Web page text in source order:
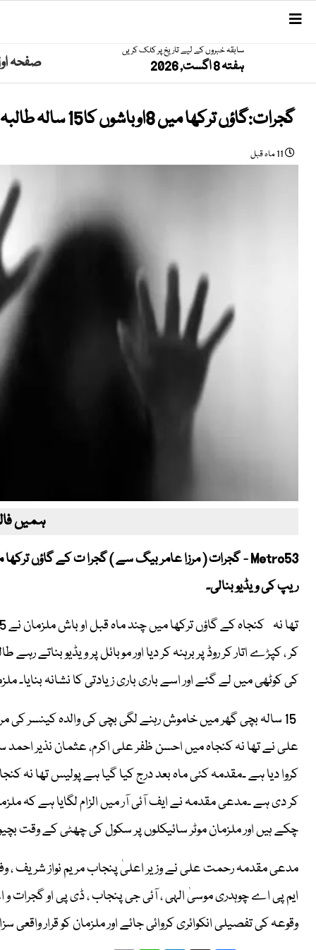
سابقہ خبروں کے لیے تاریخ پر کلک کریں
ہفتہ 8 اگست, 2026 صفحہ
گجرات:گاؤں ترکھا میں 8اوباشوں کا15 سالہ طالبہ کیساتھ گینگ ریپ، ویڈیو بھی بنالی
11 ماہ قبل
ہمیں
ریپ کی ویڈیو بنالی۔
کر ، کپڑے اتار کر روڈ پر برہنہ کر دیا اور موبائل پر ویڈیو بناتے
کی کوٹھی میں لے گئے اور اسے باری باری زیادتی کا نشانہ بنایا۔
15 سالہ بچی گھر میں خاموش رہنے لگی بچی کی والدہ کینسر
کروا دیا ہے ۔مقدمہ کئی ماہ بعد درج کیا گیا ہے پولیس تھا نہ
کر دی ہے ۔مدعی مقدمہ نے ایف آئی آر میں الزام لگایا ہے کہ
چکے ہیں اور ملزمان موٹر سائیکلوں پر سکول کی چھٹی کے وقت
مدعی مقدمہ رحمت علی نے وزیر اعلیٰ پنجاب مریم نواز شریف ،
ایم پی اے چوہدری موسیٰ الہی ، آئی جی پنجاب ، ڈی پی او
وقوعہ کی تفصیلی انکوائری کروائی جائے اور ملزمان کو قرار واقعی